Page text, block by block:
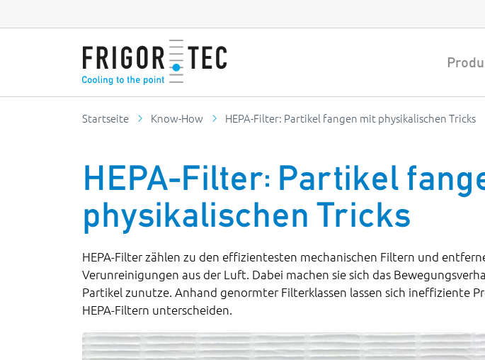
Startseite Know-How HEPA-Filter: Partikel fangen mit physikalischen Tricks
HEPA-Filter: Partikel
physikalischen Tricks
HEPA-Filter zählen zu den effizientesten mechanischen Filtern und
Verunreinigungen aus der Luft. Dabei machen sie sich das
Partikel zunutze. Anhand genormter Filterklassen lassen sich ineffiziente
HEPA-Filtern unterscheiden.